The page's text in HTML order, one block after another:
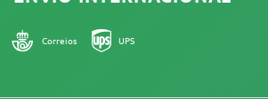
Correios UPS